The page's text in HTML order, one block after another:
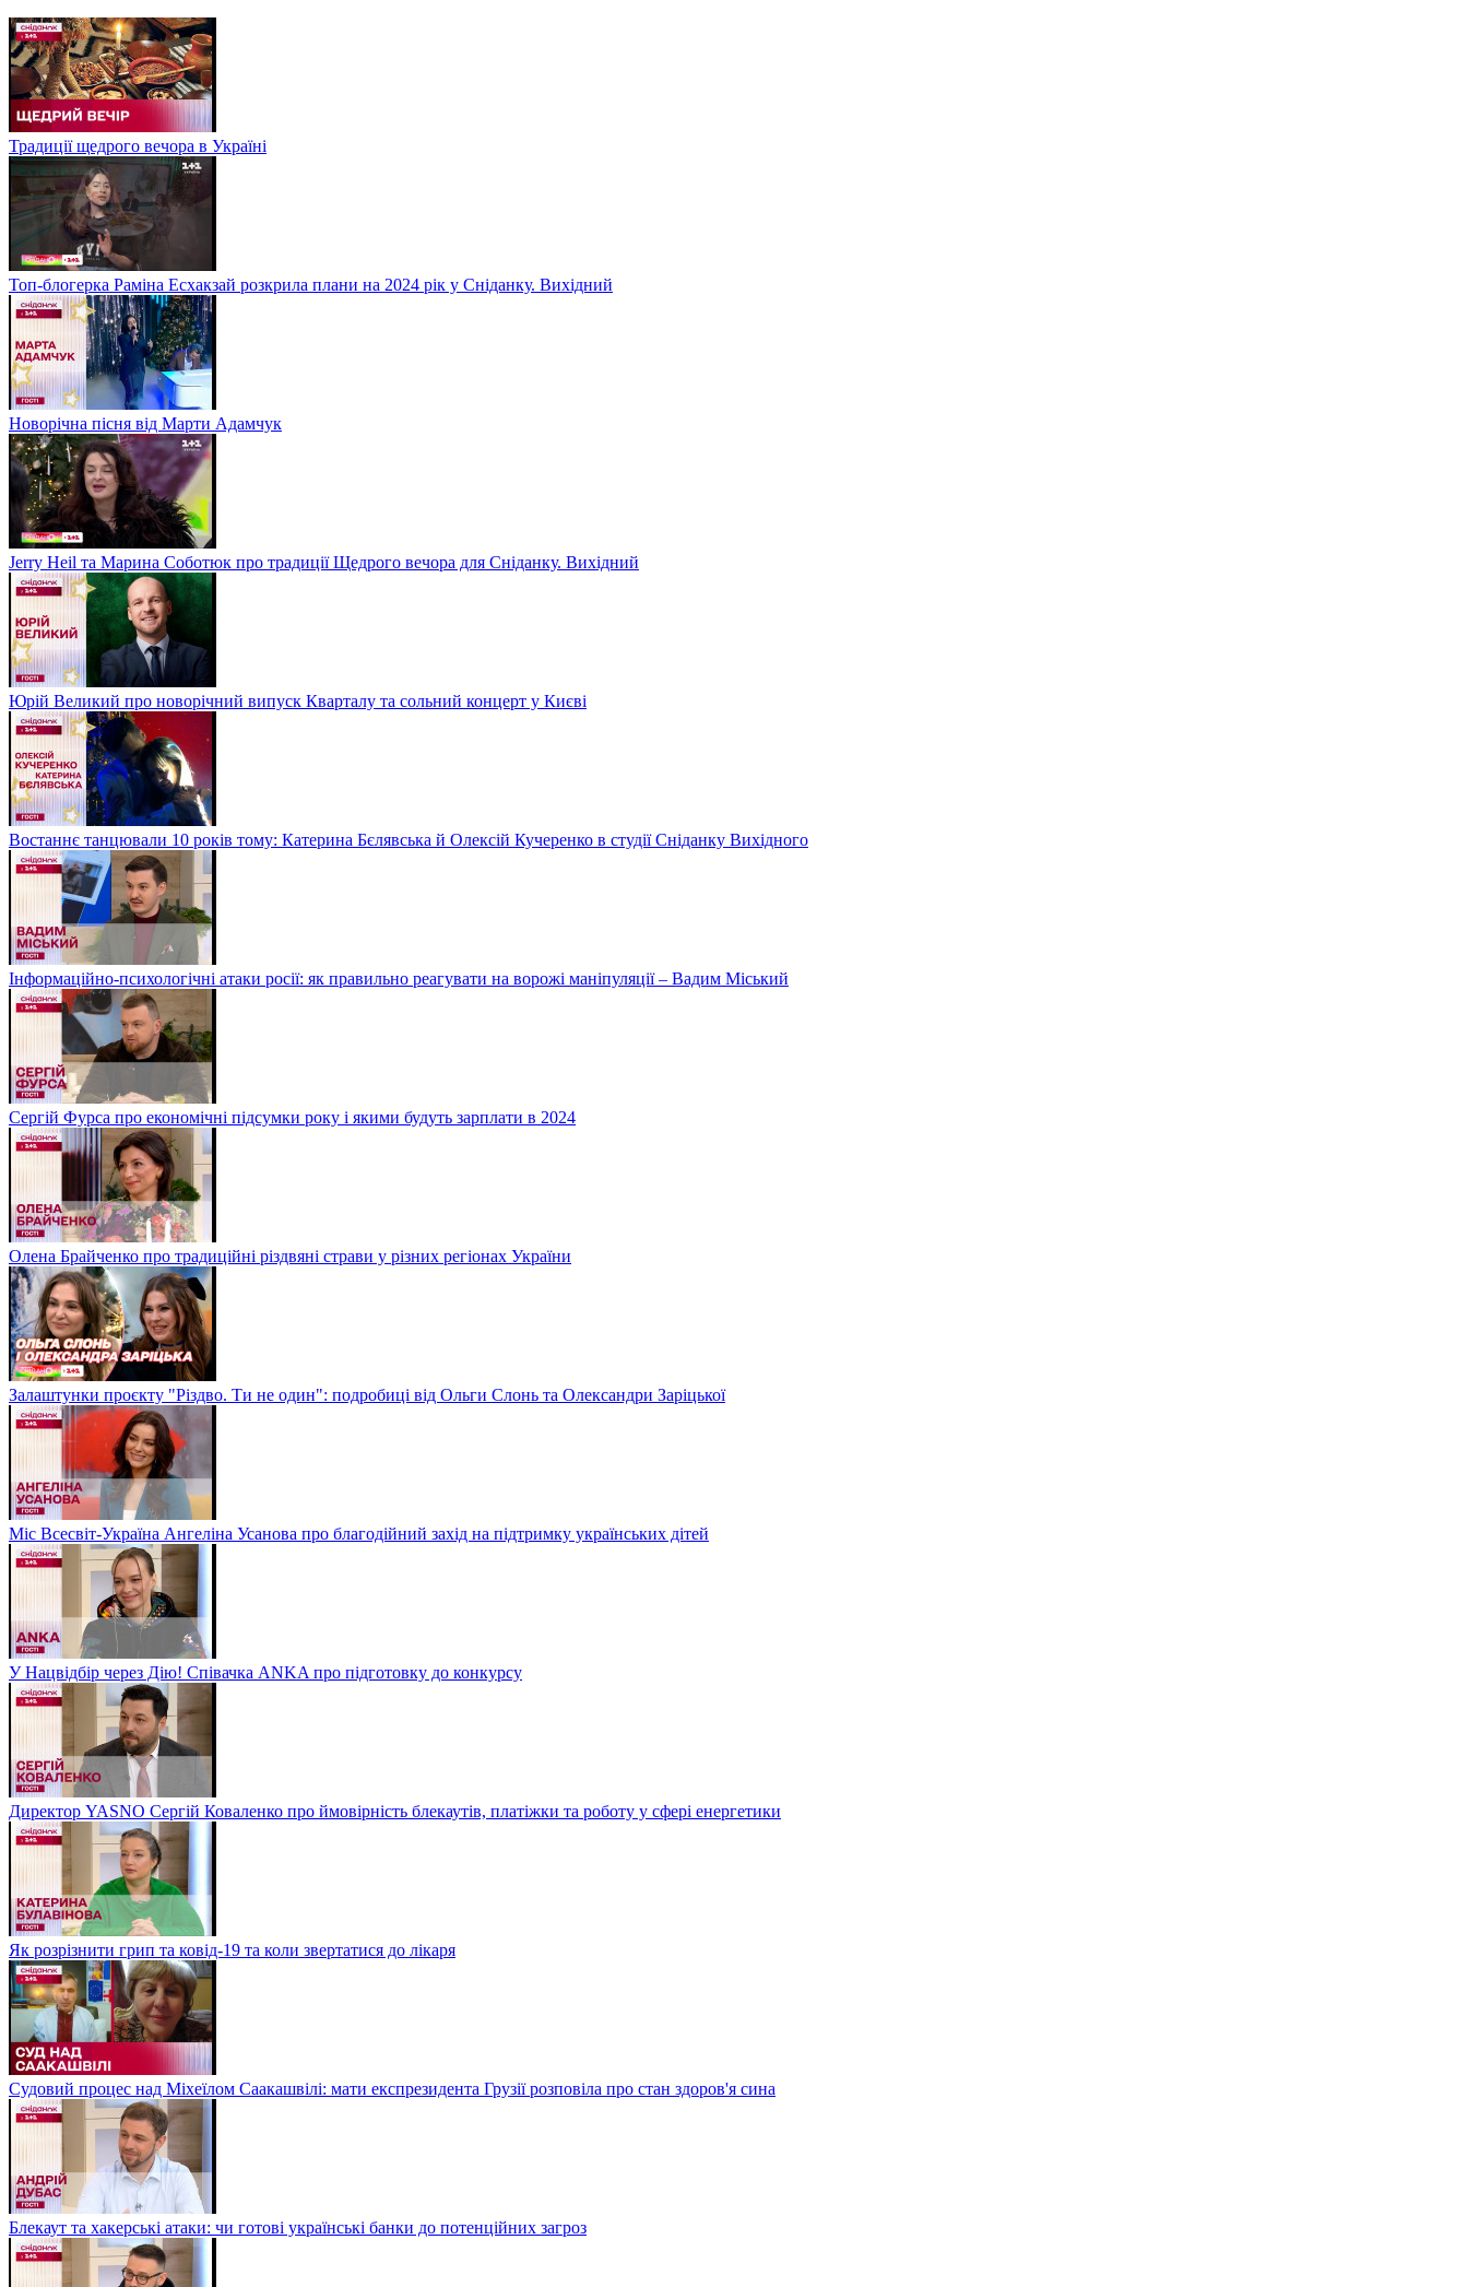
Традиції щедрого вечора в Україні
Топ-блогерка Раміна Есхакзай розкрила плани на 2024 рік у Сніданку. Вихідний
Новорічна пісня від Марти Адамчук
Jerry Heil та Марина Соботюк про традиції Щедрого вечора для Сніданку. Вихідний
Юрій Великий про новорічний випуск Кварталу та сольний концерт у Києві
Востаннє танцювали 10 років тому: Катерина Бєлявська й Олексій Кучеренко в студії Сніданку Вихідного
Інформаційно-психологічні атаки росії: як правильно реагувати на ворожі маніпуляції – Вадим Міський
Сергій Фурса про економічні підсумки року і якими будуть зарплати в 2024
Олена Брайченко про традиційні різдвяні страви у різних регіонах України
Залаштунки проєкту "Різдво. Ти не один": подробиці від Ольги Слонь та Олександри Заріцької
Міс Всесвіт-Україна Ангеліна Усанова про благодійний захід на підтримку українських дітей
У Нацвідбір через Дію! Співачка ANKA про підготовку до конкурсу
Директор YASNO Сергій Коваленко про ймовірність блекаутів, платіжки та роботу у сфері енергетики
Як розрізнити грип та ковід-19 та коли звертатися до лікаря
Судовий процес над Міхеїлом Саакашвілі: мати експрезидента Грузії розповіла про стан здоров'я сина
Блекаут та хакерські атаки: чи готові українські банки до потенційних загроз